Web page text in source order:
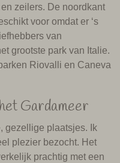
zeilers. De noordkant
voor omdat er ‘s
van
grootste park van Italie.
Riovalli en Caneva
Gardameer
gezellige plaatsjes. Ik
plezier bezocht. Het
prachtig met een